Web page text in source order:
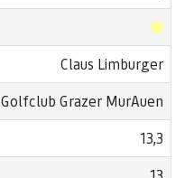
Claus Limburger
Golfclub Grazer MurAuen
13,3